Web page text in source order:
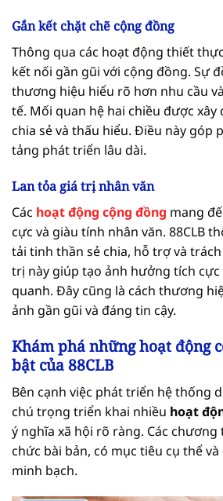
Gắn kết chặt chẽ cộng đồng
Thông qua các hoạt động thiết
kết nối gần gũi với cộng đồng. Sự
thương hiệu hiểu rõ hơn nhu cầu
tế. Mối quan hệ hai chiều được
chia sẻ và thấu hiểu. Điều này góp
tảng phát triển lâu dài.
Lan tỏa giá trị nhân văn
Các hoạt động cộng đồng mang
cực và giàu tính nhân văn. 88CLB
tải tinh thần sẻ chia, hỗ trợ và
trị này giúp tạo ảnh hưởng tích cực
quanh. Đây cũng là cách thương
ảnh gần gũi và đáng tin cậy.
Khám phá những hoạt động
bật của 88CLB
Bên cạnh việc phát triển hệ thống
chú trọng triển khai nhiều hoạt
ý nghĩa xã hội rõ ràng. Các
chức bài bản, có mục tiêu cụ thể
minh bạch.